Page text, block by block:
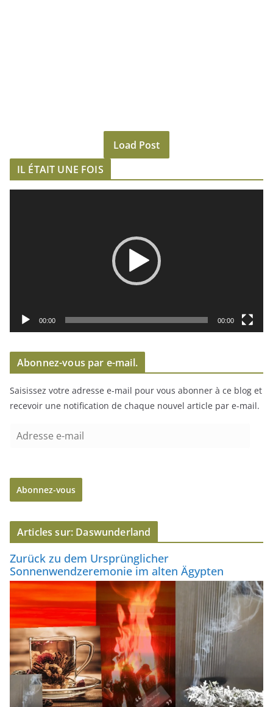
Load Post
IL ÉTAIT UNE FOIS
d
é
00:00 00:00
Abonnez-vous par e-mail.
Saisissez votre adresse e-mail pour vous abonner à ce blog et
recevoir une notification de chaque nouvel article par e-mail.
e
e
-
m
a
Abonnez-vous
Articles sur: Daswunderland
Zurück zu dem Ursprünglicher
Sonnenwendzeremonie im alten Ägypten